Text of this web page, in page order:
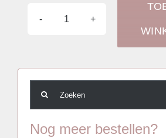
aantal
naar:
Nog meer bestellen?